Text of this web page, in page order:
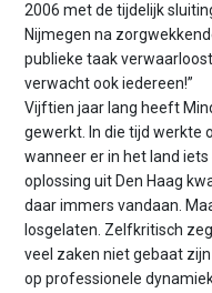
2006 met de tijdelijk
Nijmegen na
publieke taak
verwacht ook iedereen!”
Vijftien jaar lang heeft
gewerkt. In die tijd werkte
wanneer er in het land
oplossing uit Den Haag
daar immers vandaan.
losgelaten. Zelfkritisch
veel zaken niet gebaat
op professionele